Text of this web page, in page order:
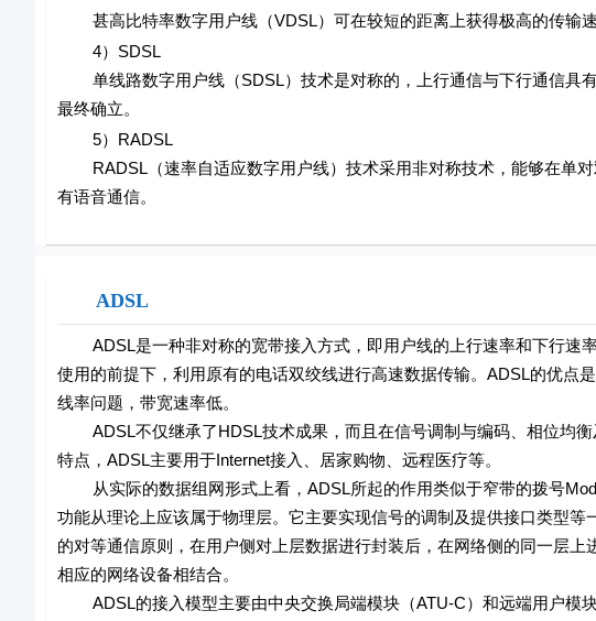
甚高比特率数字用户线（VDSL）可在较短的距离上获得极高的传输速
4）SDSL
单线路数字用户线（SDSL）技术是对称的，上行通信与下行通信具
最终确立。
5）RADSL
RADSL（速率自适应数字用户线）技术采用非对称技术，能够在单对
有语音通信。
ADSL
ADSL是一种非对称的宽带接入方式，即用户线的上行速率和下行速
使用的前提下，利用原有的电话双绞线进行高速数据传输。ADSL的优点
线率问题，带宽速率低。
ADSL不仅继承了HDSL技术成果，而且在信号调制与编码、相位均衡
特点，ADSL主要用于Internet接入、居家购物、远程医疗等。
从实际的数据组网形式上看，ADSL所起的作用类似于窄带的拨号
功能从理论上应该属于物理层。它主要实现信号的调制及提供接口类型
的对等通信原则，在用户侧对上层数据进行封装后，在网络侧的同一层
相应的网络设备相结合。
ADSL的接入模型主要由中央交换局端模块（ATU-C）和远端用户模